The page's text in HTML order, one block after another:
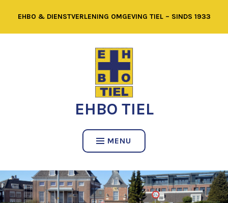
inhoud
EHBO & DIENSTVERLENING OMGEVING TIEL – SINDS 1933
EHBO TIEL
MENU